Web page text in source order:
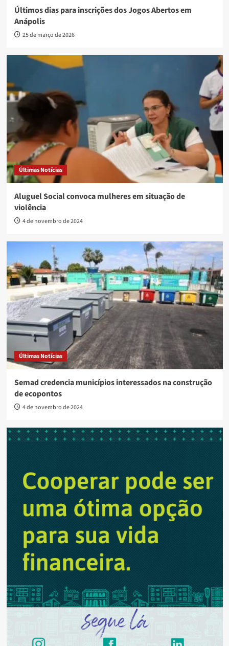
Últimos dias para inscrições dos Jogos Abertos em
Anápolis
25 de março de 2026
Últimas Notícias
Aluguel Social convoca mulheres em situação de
violência
4 de novembro de 2024
Últimas Notícias
Semad credencia municípios interessados na construção
de ecopontos
4 de novembro de 2024